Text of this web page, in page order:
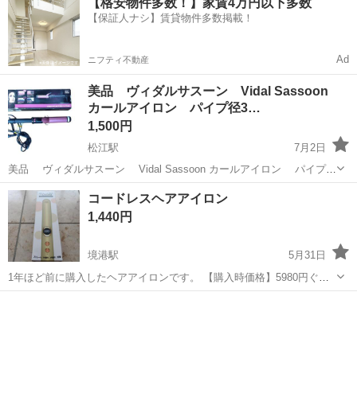
ます。 コテのみ・ヘアアイロンのみのお取り引きも可能です！
【格安物件多数！】家賃4万円以下多数
【保証人ナシ】賃貸物件多数掲載！
ニフティ不動産 Ad
美品 ヴィダルサスーン Vidal Sassoon
カールアイロン パイプ径3…
1,500円
松江駅
7月2日
美品 ヴィダルサスーン Vidal Sassoon カールアイロン パイプ径
32mm 以前購入しましたが、数回使用のみで ほとんど使用せずに自宅
保管しておりました。 よければどうぞ。 他にもレディース用品出品し
ていま...
島根 松江市 松江駅
コードレスヘアアイロン
1,440円
境港駅
5月31日
1年ほど前に購入したヘアアイロンです。 【購入時価格】5980円ぐら
い 【傷などの状態】とくに目立った傷はありません。又余り使用して